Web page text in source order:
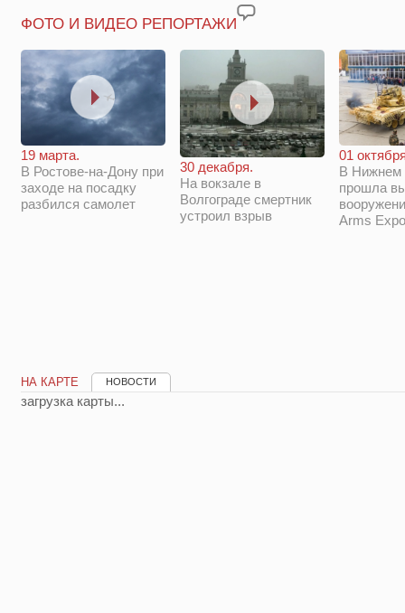
ФОТО И ВИДЕО РЕПОРТАЖИ
19 марта.
В Ростове-на-Дону при
заходе на посадку
разбился самолет
30 декабря.
На вокзале в
Волгограде смертник
устроил взрыв
01
В Нижнем
прошла
Arms
НА КАРТЕ НОВОСТИ
загрузка карты...